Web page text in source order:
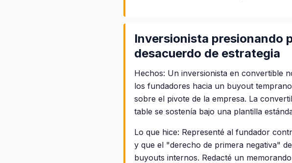
Inversionista presionando
desacuerdo de estrategia
Hechos: Un inversionista en convertible
los fundadores hacia un buyout
sobre el pivote de la empresa. La
table se sostenía bajo una plantilla
Lo que hice: Representé al fundador
y que el "derecho de primera negativa"
buyouts internos. Redacté un